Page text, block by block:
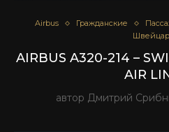
Airbus Гражданские
AIRBUS A320-214 –
AIR
автор Дмитрий